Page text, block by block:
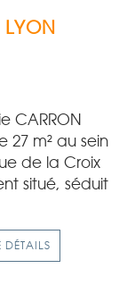
LYON
CARRON
27 m² au sein
de la Croix
situé, séduit
DÉTAILS